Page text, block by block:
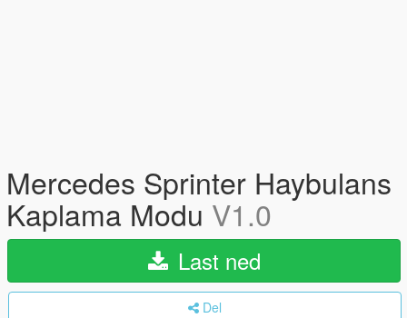
Mercedes Sprinter Haybulans
Kaplama Modu V1.0
Last ned
Del